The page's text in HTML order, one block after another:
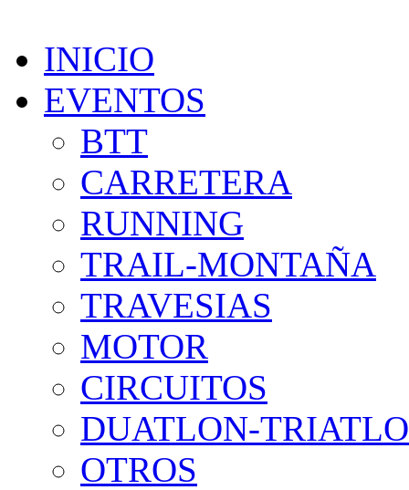
INICIO
EVENTOS
BTT
CARRETERA
RUNNING
TRAIL-MONTAÑA
TRAVESIAS
MOTOR
CIRCUITOS
DUATLON-
OTROS